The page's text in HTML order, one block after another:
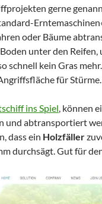
gerne
oder Bäume
unter den Reifen,
schnell kein Gras
für Stürme.
ins Spiel, können
und abtransportiert
dass ein Holzfäller
durchsägt. Gut für